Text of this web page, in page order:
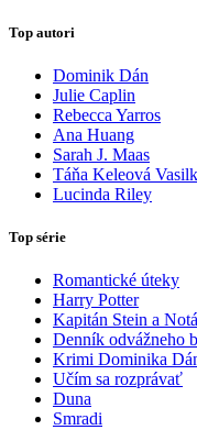
Top autori
Dominik Dán
Julie Caplin
Rebecca Yarros
Ana Huang
Sarah J. Maas
Táňa Keleová
Lucinda Riley
Top série
Romantické úteky
Harry Potter
Kapitán Stein a
Denník odvážneho
Krimi Dominika
Učím sa rozprávať
Duna
Smradi